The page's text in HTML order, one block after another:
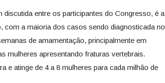
entre os participantes do Congresso, é a
a maioria dos casos sendo diagnosticada no
de amamentação, principalmente em
mulheres apresentando fraturas vertebrais.
e atinge de 4 a 8 mulheres para cada milhão de